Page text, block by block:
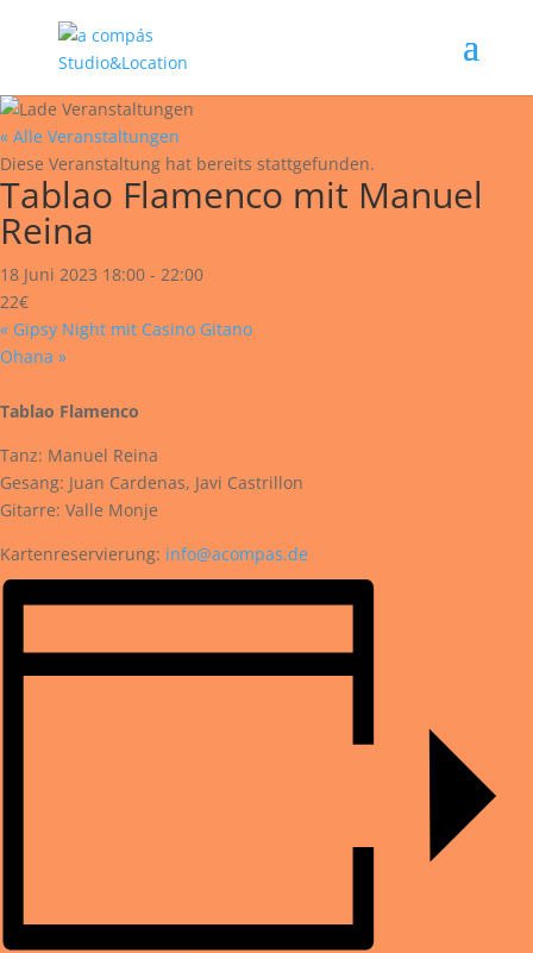
« Alle Veranstaltungen
Diese Veranstaltung hat bereits stattgefunden.
Tablao Flamenco mit Manuel
Reina
18 Juni 2023 18:00 - 22:00
22€
« Gipsy Night mit Casino Gitano
Ohana »
Tablao Flamenco
Tanz: Manuel Reina
Gesang: Juan Cardenas, Javi Castrillon
Gitarre: Valle Monje
Kartenreservierung: info@acompas.de